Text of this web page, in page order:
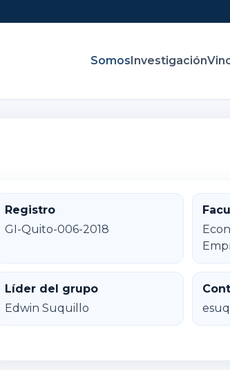
Somos Investigación
Registro
GI-Quito-006-2018
Líder del grupo
Edwin Suquillo